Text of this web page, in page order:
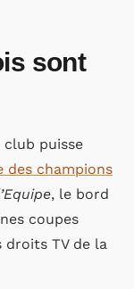
sont
club puisse
des champions
, le bord
coupes
droits TV de la